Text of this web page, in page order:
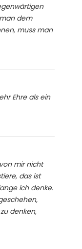
dem
muss man
Ehre als ein
mir nicht
das ist
ich denke.
denken,